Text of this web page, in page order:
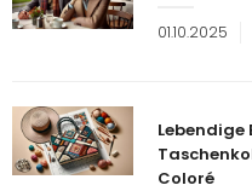
Veröffentlicht
01.10.2025
Lebendige
Coloré